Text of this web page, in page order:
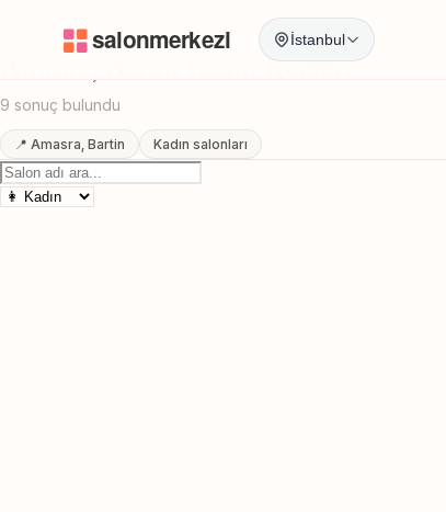
İstanbul
Kadın Kuaförü
Amasra, Bartin Kadın Kuaförü
9 sonuç bulundu
📍 Amasra, Bartin Kadın salonları